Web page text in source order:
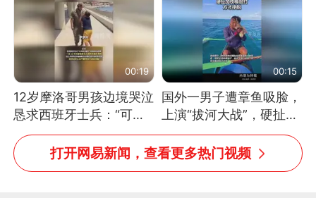
00:19
12岁摩洛哥男孩边境哭泣
恳求西班牙士兵：“可不
可以不要把我遣返回国”
00:15
国外一男子遭章鱼吸脸，
上演“拔河大战”，硬扯加
铁棒敲打方才挣脱
打开网易新闻，查看更多热门视频